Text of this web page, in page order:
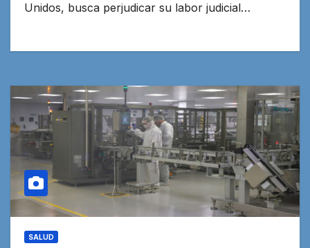
Unidos, busca perjudicar su labor judicial…
SALUD